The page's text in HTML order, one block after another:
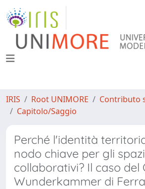
IRIS Root UNIMORE
Contributo
Capitolo/Saggio
Perché l'identità
nodo chiave per gli spazi
collaborativi? Il caso del
Wunderkammer di